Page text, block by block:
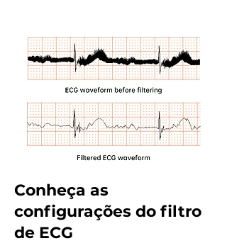
Conheça as
configurações do filtro
de ECG